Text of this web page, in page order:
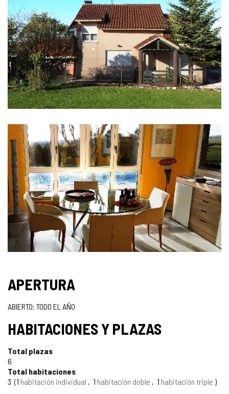
DE
IMÁGENES
SELLO
TURISMO
DE
CONFIANZA
APERTURA
ABIERTO: TODO EL AÑO
HABITACIONES Y PLAZAS
Total plazas
6
Total habitaciones
3
1 habitación individual 1 habitación doble 1 habitación triple